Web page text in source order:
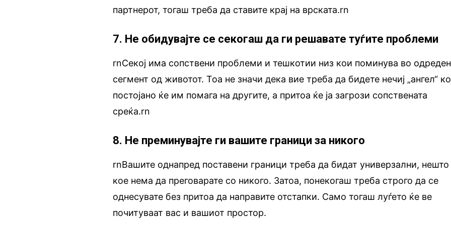
партнерот, тогаш треба да ставите крај на врската.rn
7. Не обидувајте се секогаш да ги решавате туѓите проблеми
rnСекој има сопствени проблеми и тешкотии низ кои поминува во одреден
сегмент од животот. Тоа не значи дека вие треба да бидете нечиј „ангел“
постојано ќе им помага на другите, а притоа ќе ја загрози сопствената
среќа.rn
8. Не преминувајте ги вашите граници за никого
rnВашите однапред поставени граници треба да бидат универзални, нешто
кое нема да преговарате со никого. Затоа, понекогаш треба строго да се
однесувате без притоа да направите отстапки. Само тогаш луѓето ќе ве
почитуваат вас и вашиот простор.